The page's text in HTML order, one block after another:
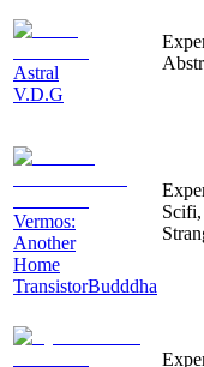
Astral
V.D.G
Vermos:
Another
Home
TransistorBudddha